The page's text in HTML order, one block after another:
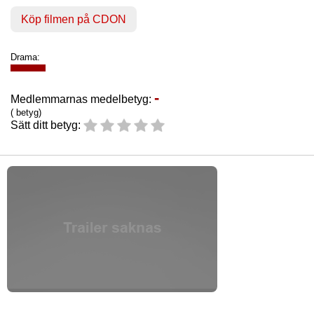
Köp filmen på CDON
Drama:
Medlemmarnas medelbetyg: -
( betyg)
Sätt ditt betyg: